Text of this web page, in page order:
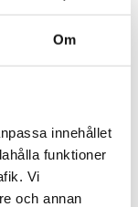
Om
innehållet
funktioner
Vi
och annan